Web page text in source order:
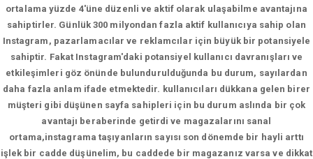
ortalama yüzde 4'üne düzenli ve aktif olarak ulaşabilme avantajına
sahiptirler. Günlük 300 milyondan fazla aktif kullanıcıya sahip olan
Instagram, pazarlamacılar ve reklamcılar için büyük bir potansiyele
sahiptir. Fakat Instagram'daki potansiyel kullanıcı davranışları ve
etkileşimleri göz önünde bulundurulduğunda bu durum, sayılardan
daha fazla anlam ifade etmektedir. kullanıcıları dükkana gelen birer
müşteri gibi düşünen sayfa sahipleri için bu durum aslında bir çok
avantajı beraberinde getirdi ve magazalarını sanal
ortama,instagrama taşıyanların sayısı son dönemde bir hayli arttı
işlek bir cadde düşünelim, bu caddede bir magazanız varsa ve dikkat